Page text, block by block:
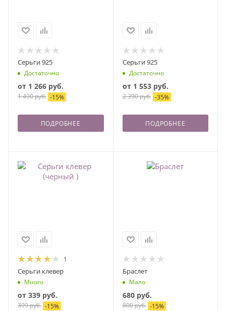
Серьги 925
Достаточно
от 1 266 руб.
1 490 руб. -15%
ПОДРОБНЕЕ
Серьги 925
Достаточно
от 1 553 руб.
2 390 руб. -35%
ПОДРОБНЕЕ
1
Серьги клевер
Много
от 339 руб.
399 руб. -15%
Браслет
Мало
680руб.
800руб. -15%